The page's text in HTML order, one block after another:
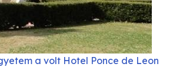
a volt Hotel Ponce de Leon